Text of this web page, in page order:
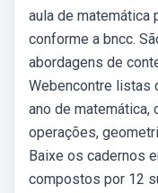
aula de matemática
conforme a bncc.
abordagens de
Webencontre listas
ano de matemática,
operações,
Baixe os cadernos
compostos por 12